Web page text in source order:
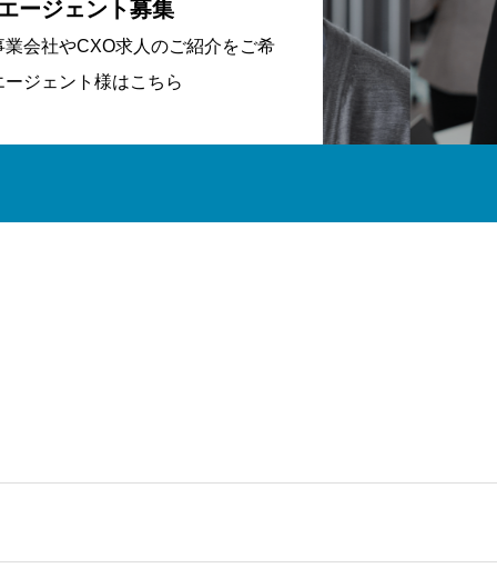
ージェント募集
業会社やCXO求人のご紹介をご希
ージェント様はこちら